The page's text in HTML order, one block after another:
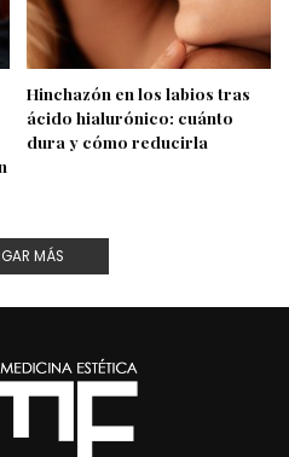
Hinchazón en los labios tras
ácido hialurónico: cuánto
dura y cómo reducirla
MÁS